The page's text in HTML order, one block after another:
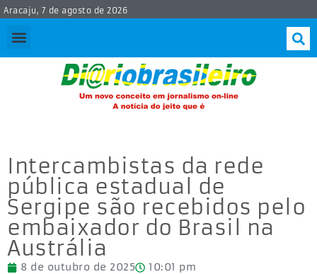
Aracaju, 7 de agosto de 2026
Intercambistas da rede
pública estadual de
Sergipe são recebidos pelo
embaixador do Brasil na
Austrália
8 de outubro de 2025 10:01 pm